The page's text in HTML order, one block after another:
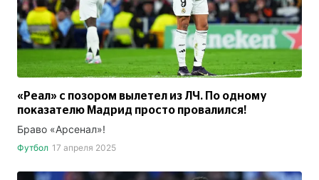
«Реал» с позором вылетел из ЛЧ. По одному
показателю Мадрид просто провалился!
Браво «Арсенал»!
Футбол 17 апреля 2025